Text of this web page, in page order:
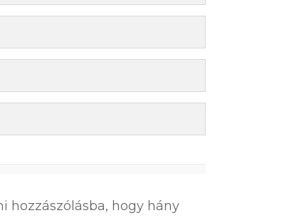
hozzászólásba, hogy hány